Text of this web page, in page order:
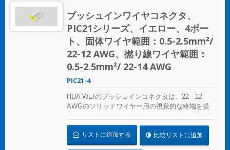
う – HUA WEIのプッシュインワイヤコネクタを
選んでください。 UL 486Cの基準に準拠してく
ださい。
プッシュインワイヤコネクタ、
PIC21シリーズ、イエロー、4ポー
ト、固体ワイヤ範囲：0.5-2.5mm²/
22-12 AWG、撚り線ワイヤ範囲：
0.5-2.5mm²/ 22-14 AWG
PIC21-4
HUA WEIのプッシュインコネクタは、22 - 12
AWGのソリッドワイヤー用の視覚的な終端を提
定は簡単で、コンパクトなサイズは狭いスペー
スにシームレスにフィットします。照明設置、
プレファブリケート配線システム、分岐回路配
リストに追加する 比較リストに追加